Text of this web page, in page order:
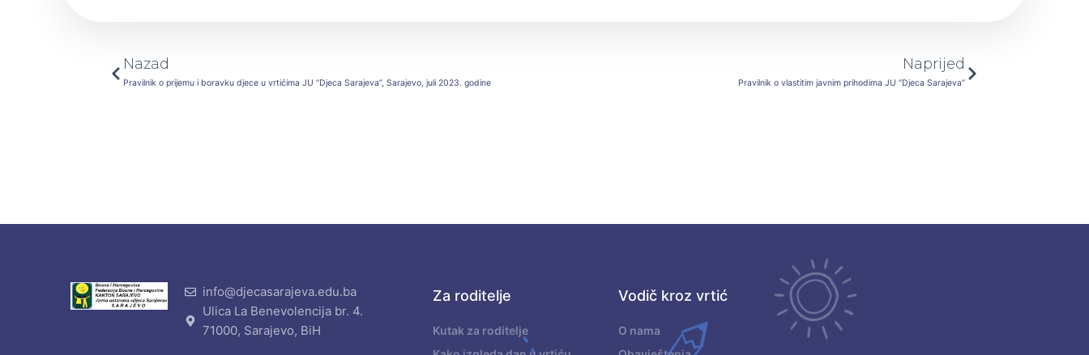
Prev
Nazad
Pravilnik o prijemu i boravku djece u vrtićima JU “Djeca Sarajeva”, Sarajevo, juli 2023. godine
Naprijed
Pravilnik o vlastitim javnim prihodima JU “Djeca Sarajeva”
Next
info@djecasarajeva.edu.ba
Ulica La Benevolencija br. 4.
71000, Sarajevo, BiH
Za roditelje
Kutak za roditelje
Vodič kroz vrtić
O nama